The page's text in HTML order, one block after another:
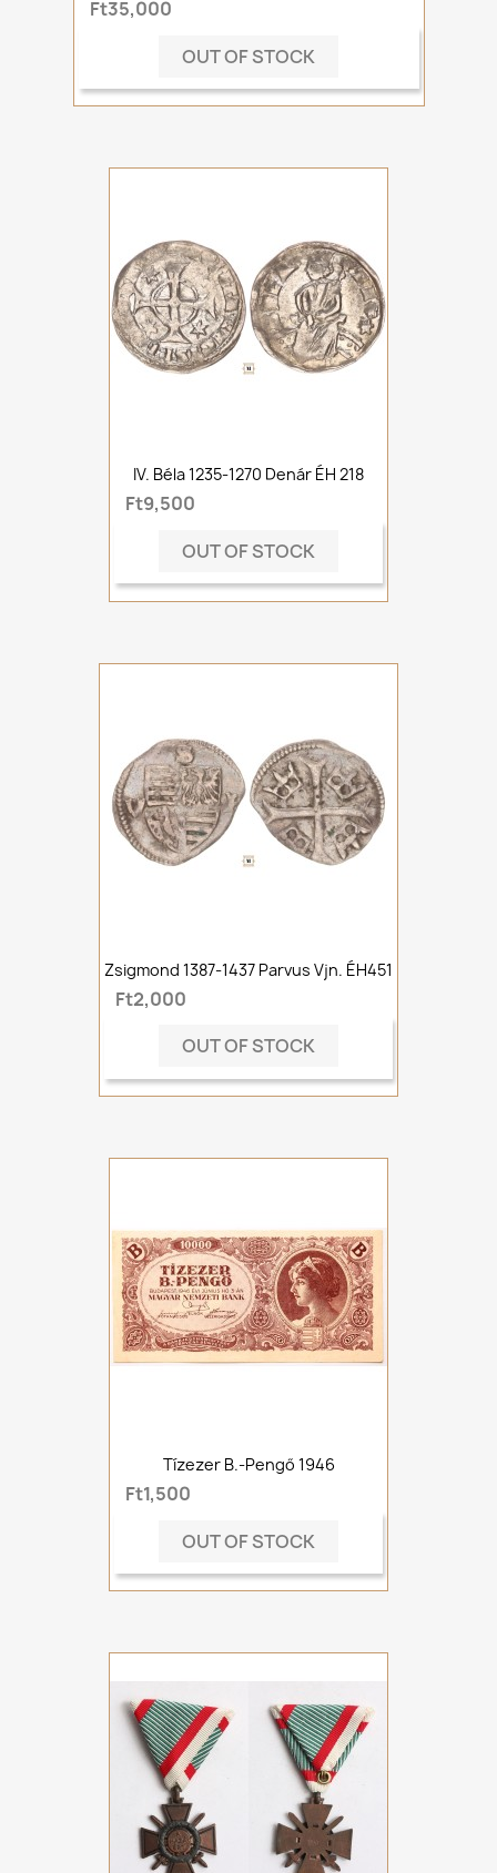
Ft35,000
OUT OF STOCK
IV. Béla 1235-1270 Denár ÉH 218
Ft9,500
OUT OF STOCK
Zsigmond 1387-1437 Parvus Vjn. ÉH451
Ft2,000
OUT OF STOCK
Tízezer B.-Pengő 1946
Ft1,500
OUT OF STOCK